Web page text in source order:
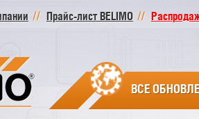
Прайс-лист BELIMO
ВСЕ